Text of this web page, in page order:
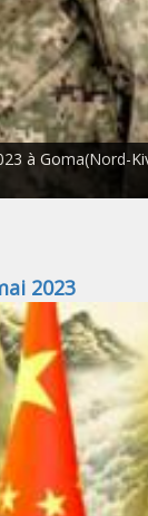
à Goma(Nord-
2023